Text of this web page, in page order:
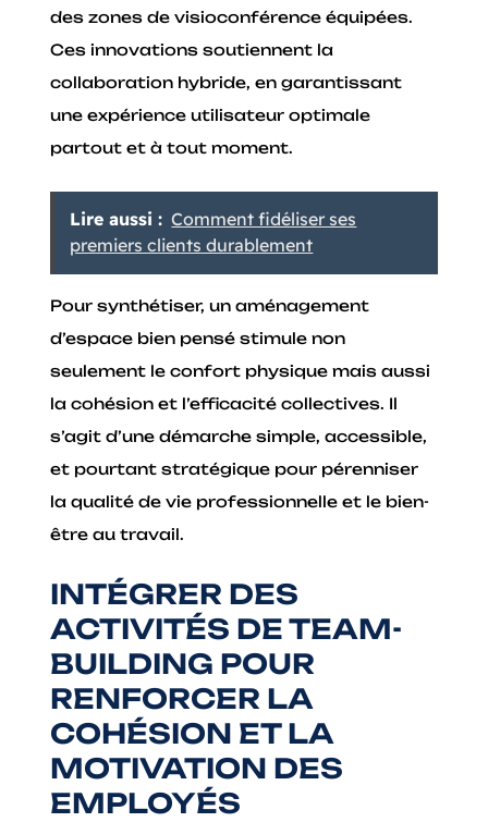
des zones de visioconférence équipées.
Ces innovations soutiennent la
collaboration hybride, en garantissant
une expérience utilisateur optimale
partout et à tout moment.
Lire aussi : Comment fidéliser ses
premiers clients durablement
Pour synthétiser, un aménagement
d’espace bien pensé stimule non
seulement le confort physique mais aussi
la cohésion et l’efficacité collectives. Il
s’agit d’une démarche simple, accessible,
et pourtant stratégique pour pérenniser
la qualité de vie professionnelle et le bien-
être au travail.
INTÉGRER DES
ACTIVITÉS DE TEAM-
BUILDING POUR
RENFORCER LA
COHÉSION ET LA
MOTIVATION DES
EMPLOYÉS